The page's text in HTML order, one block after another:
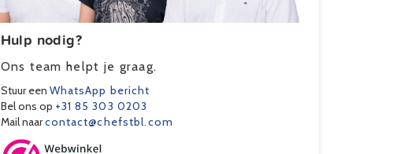
Hulp nodig?
Ons team helpt je graag.
Stuur een WhatsApp bericht
Bel ons op +31 85 303 0203
Mail naarcontact@chefstbl.com